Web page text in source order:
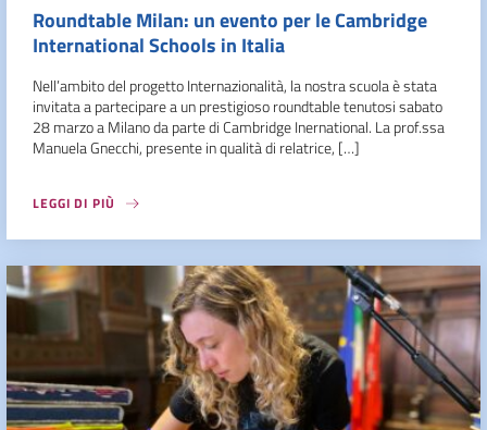
Roundtable Milan: un evento per le Cambridge
International Schools in Italia
Nell’ambito del progetto Internazionalità, la nostra scuola è stata
invitata a partecipare a un prestigioso roundtable tenutosi sabato
28 marzo a Milano da parte di Cambridge Inernational. La prof.ssa
Manuela Gnecchi, presente in qualità di relatrice, […]
LEGGI DI PIÙ